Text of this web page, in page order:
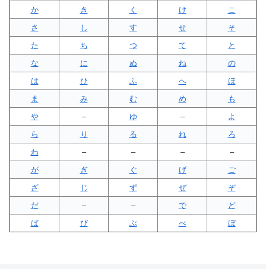
か
き く け
こ
さ
し す せ
そ
た
ち つ て
と
な
に ぬ ね
の
は
ひ ふ へ
ほ
ま
み む め
も
や
– ゆ –
よ
ら
り る れ
ろ
わ
– – –
–
が
ぎ ぐ げ
ご
ざ
じ ず ぜ
ぞ
だ
– – で
ど
ば
び ぶ べ ぼ